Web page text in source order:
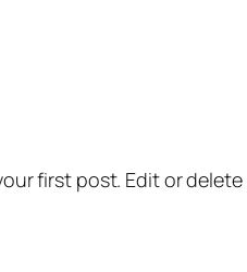
first post. Edit or